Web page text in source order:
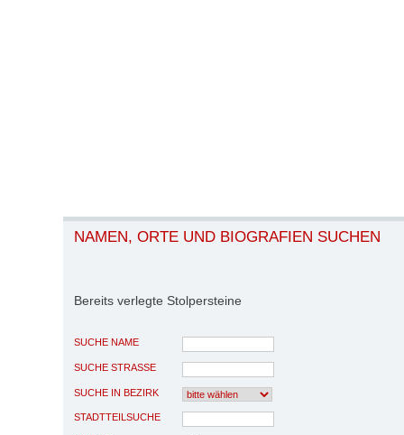
NAMEN, ORTE UND BIOGRAFIEN SUCHEN
Bereits verlegte Stolpersteine
SUCHE NAME
SUCHE STRASSE
SUCHE IN BEZIRK
STADTTEILSUCHE